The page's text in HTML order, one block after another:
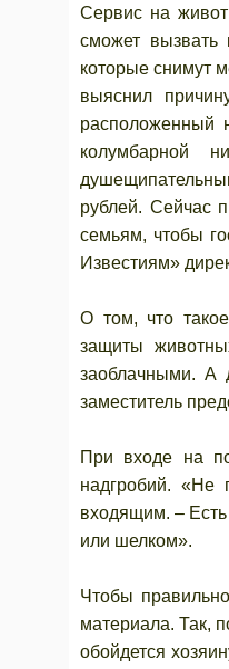
Сервис на
сможет вызвать
которые снимут
выяснил
расположенный
колумбарной
рублей. Сейчас
семьям, чтобы
Известиям»
О том, что
защиты
заоблачными. А
заместитель
При входе на
надгробий. «Не
входящим. –
или шелком».
Чтобы
материала. Так,
обойдется